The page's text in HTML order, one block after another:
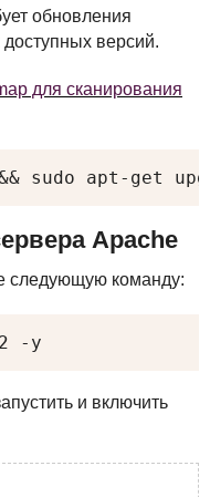
обновления
версий.
для сканирования
sudo apt-get
Apache
следующую команду:
-y
и включить